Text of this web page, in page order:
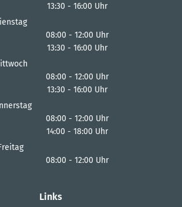
Von 08:00 bis 12:00 Uhr
13:30 - 16:00 Uhr
08:00 - 12:00 Uhr
Von 08:00 bis 12:00 Uhr
13:30 - 16:00 Uhr
08:00 - 12:00 Uhr
Von 08:00 bis 12:00 Uhr
13:30 - 16:00 Uhr
08:00 - 12:00 Uhr
Von 08:00 bis 12:00 Uhr
14:00 - 18:00 Uhr
08:00 - 12:00 Uhr
Links